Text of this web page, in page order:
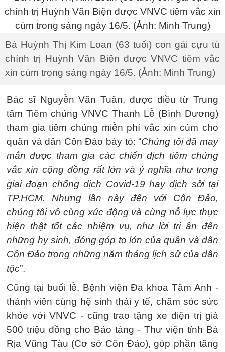
Bà Huỳnh Thị Kim Loan (63 tuổi) con gái cựu tù
chính trị Huỳnh Văn Biện được VNVC tiêm vắc
xin cúm trong sáng ngày 16/5. (Ảnh: Minh Trung)
Bác sĩ Nguyễn Văn Tuân, được điều từ Trung
tâm Tiêm chủng VNVC Thanh Lễ (Bình Dương)
tham gia tiêm chủng miễn phí vắc xin cúm cho
quân và dân Côn Đảo bày tỏ: “Chúng tôi đã may
mắn được tham gia các chiến dịch tiêm chủng
vắc xin cộng đồng rất lớn và ý nghĩa như trong
giai đoạn chống dịch Covid-19 hay dịch sởi tại
TP.HCM. Nhưng lần này đến với Côn Đảo,
chúng tôi vô cùng xúc động và cùng nỗ lực thực
hiện thật tốt các nhiệm vụ, như lời tri ân đến
những hy sinh, đóng góp to lớn của quân và dân
Côn Đảo trong những năm tháng lịch sử của dân
tộc”.
Cũng tại buổi lễ, Bệnh viện Đa khoa Tâm Anh -
thành viên cùng hệ sinh thái y tế, chăm sóc sức
khỏe với VNVC - cũng trao tặng xe điện trị giá
500 triệu đồng cho Bảo tàng - Thư viện tỉnh Bà
Rịa Vũng Tàu (Cơ sở Côn Đảo), góp phần tăng